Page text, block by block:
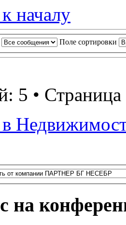
началу
Поле сортировки
5 • Страница
в
на